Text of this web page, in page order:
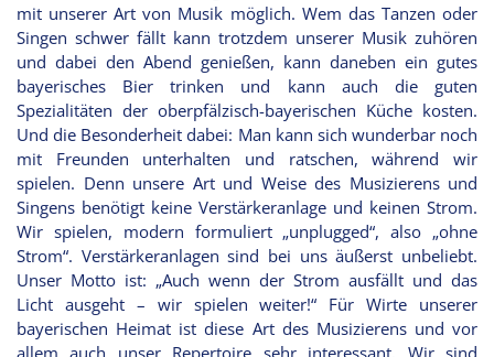
mit unserer Art von Musik möglich. Wem das Tanzen oder
Singen schwer fällt kann trotzdem unserer Musik zuhören
und dabei den Abend genießen, kann daneben ein gutes
bayerisches Bier trinken und kann auch die guten
Spezialitäten der oberpfälzisch-bayerischen Küche kosten.
Und die Besonderheit dabei: Man kann sich wunderbar noch
mit Freunden unterhalten und ratschen, während wir
spielen. Denn unsere Art und Weise des Musizierens und
Singens benötigt keine Verstärkeranlage und keinen Strom.
Wir spielen, modern formuliert „unplugged“, also „ohne
Strom“. Verstärkeranlagen sind bei uns äußerst unbeliebt.
Unser Motto ist: „Auch wenn der Strom ausfällt und das
Licht ausgeht – wir spielen weiter!“ Für Wirte unserer
bayerischen Heimat ist diese Art des Musizierens und vor
allem auch unser Repertoire sehr interessant. Wir sind